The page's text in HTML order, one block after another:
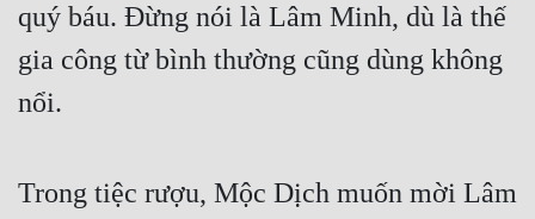
quý báu. Đừng nói là Lâm Minh, dù là thế
gia công từ bình thường cũng dùng không
nổi.
Trong tiệc rượu, Mộc Dịch muốn mời Lâm